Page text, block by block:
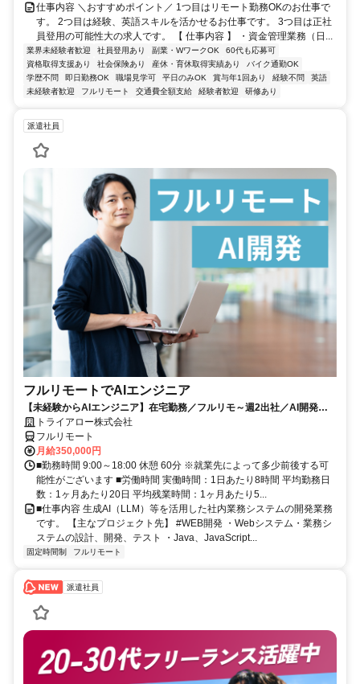
仕事内容 ＼おすすめポイント／ 1つ目はリモート勤務OKのお仕事で
す。 2つ目は経験、英語スキルを活かせるお仕事です。 3つ目は正社
員登用の可能性大の求人です。 【 仕事内容 】 ・資金管理業務（日...
業界未経験者歓迎 社員登用あり 副業・WワークOK
60代も応募可
資格取得支援あり
社会保険あり 産休・育休取得実績あり
バイク通勤OK
学歴不問
即日勤務OK 職場見学可 平日のみOK 賞与年1回あり 経験不問
英語
未経験者歓迎
フルリモート 交通費全額支給 経験者歓迎 研修あり
派遣社員
フルリモートでAIエンジニア
【未経験からAIエンジニア】在宅勤務／フルリモ～週2出社／AI開発を
仕事にする
トライアロー株式会社
フルリモート
月給350,000円
■勤務時間 9:00～18:00 休憩 60分 ※就業先によって多少前後する可
能性がございます ■労働時間 実働時間：1日あたり8時間 平均勤務日
数：1ヶ月あたり20日 平均残業時間：1ヶ月あたり5...
■仕事内容 生成AI（LLM）等を活用した社内業務システムの開発業務
です。 【主なプロジェクト先】 #WEB開発 ・Webシステム・業務シ
ステムの設計、開発、テスト ・Java、JavaScript...
固定時間制 フルリモート
派遣社員